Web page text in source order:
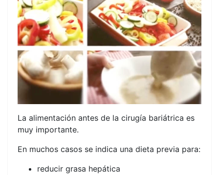
La alimentación antes de la cirugía bariátrica es
muy importante.
En muchos casos se indica una dieta previa para:
reducir grasa hepática